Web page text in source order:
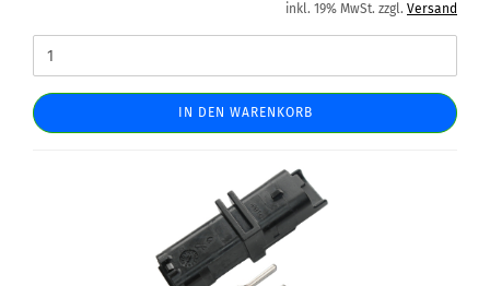
inkl. 19% MwSt. zzgl. Versand
IN DEN WARENKORB